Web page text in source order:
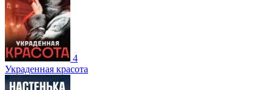
4
Украденная красота